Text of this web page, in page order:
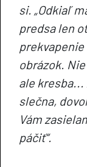
si. „Odkiaľ
predsa len
prekvapenie
obrázok.
ale kresba...
slečna,
Vám
páčiť“.